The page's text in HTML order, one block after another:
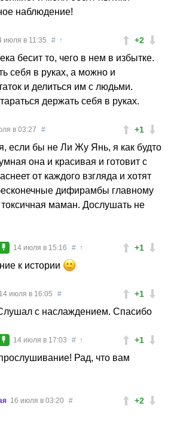
наблюдение!
+2
июля в 11:35 # ↑
бесит то, чего в нем в избытке.
себя в руках, а можно и
и делиться им с людьми.
держать себя в руках.
+1
в 03:27 #
если бы не Ли Жу Янь, я как будто
она и красивая и готовит с
от каждого взгляда и хотят
дифирамбы главному
маман. Дослушать не
+1
14 июля в 15:16 # ↑
к истории
+1
14 июля в 16:05 #
с наслаждением. Спасибо
+1
14 июля в 17:03 # ↑
Рад, что вам
+2
16 июля в 03:20 #